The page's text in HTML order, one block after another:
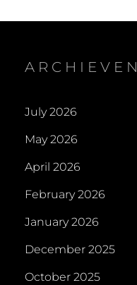
ARCHIEVEN
July 2026
May 2026
April 2026
February 2026
January 2026
December 2025
October 2025